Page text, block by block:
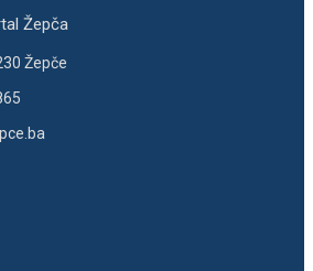
Žepča
Žepče